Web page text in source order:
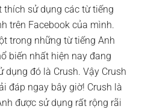
thích sử dụng các từ tiếng
trên Facebook của mình.
trong những từ tiếng Anh
biến nhất hiện nay đang
đó là Crush. Vậy Crush
đáp ngay bây giờ! Crush là
được sử dụng rất rộng rãi